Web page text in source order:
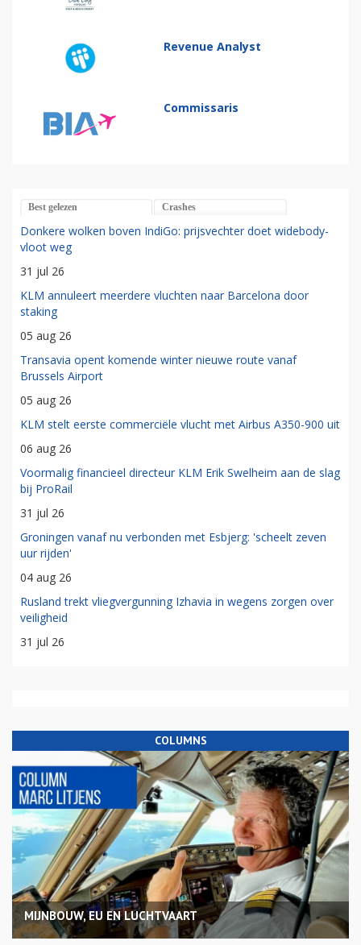
Revenue Analyst
Commissaris
Best gelezen Crashes
Donkere wolken boven IndiGo: prijsvechter doet widebody-
vloot weg
31 jul 26
KLM annuleert meerdere vluchten naar Barcelona door
staking
05 aug 26
Transavia opent komende winter nieuwe route vanaf
Brussels Airport
05 aug 26
KLM stelt eerste commerciële vlucht met Airbus A350-900 uit
06 aug 26
Voormalig financieel directeur KLM Erik Swelheim aan de slag
bij ProRail
31 jul 26
Groningen vanaf nu verbonden met Esbjerg: 'scheelt zeven
uur rijden'
04 aug 26
Rusland trekt vliegvergunning Izhavia in wegens zorgen over
veiligheid
31 jul 26
COLUMNS
MIJNBOUW, EU EN LUCHTVAART